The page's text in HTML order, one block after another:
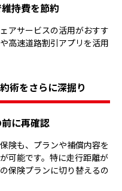
持費を節約
アサービスの活用がおすす
高速道路割引アプリを活用
術をさらに深掘り
に再確認
険も、プランや補償内容を
可能です。特に走行距離が
保険プランに切り替えるの